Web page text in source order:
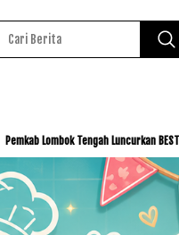
Luncurkan BESTI, Libatkan Ribuan